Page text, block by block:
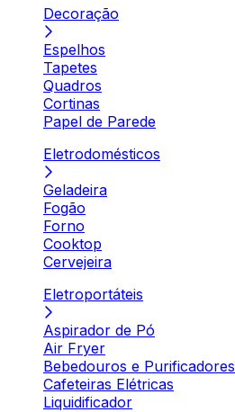
Decoração
Espelhos
Tapetes
Quadros
Cortinas
Papel de Parede
Eletrodomésticos
Geladeira
Fogão
Forno
Cooktop
Cervejeira
Eletroportáteis
Aspirador de Pó
Air Fryer
Bebedouros e Purificadores
Cafeteiras Elétricas
Liquidificador